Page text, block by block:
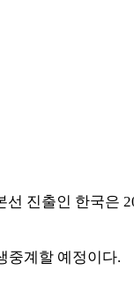
진출인 한국은
중계할 예정이다.